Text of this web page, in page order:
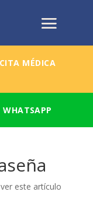
CITA MÉDICA
WHATSAPP
este artículo